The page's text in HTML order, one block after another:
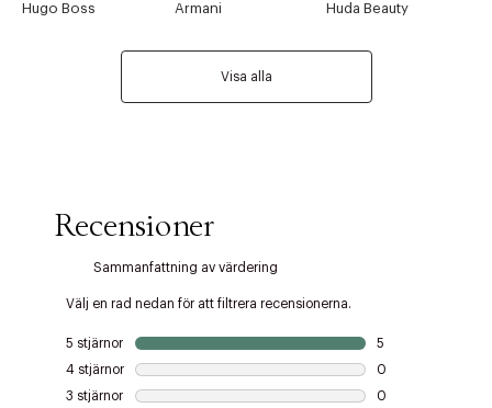
Hugo Boss
Armani Huda Beauty
Visa alla